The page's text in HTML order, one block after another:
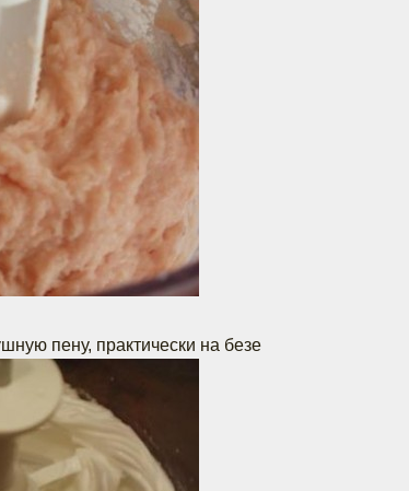
пену, практически на безе